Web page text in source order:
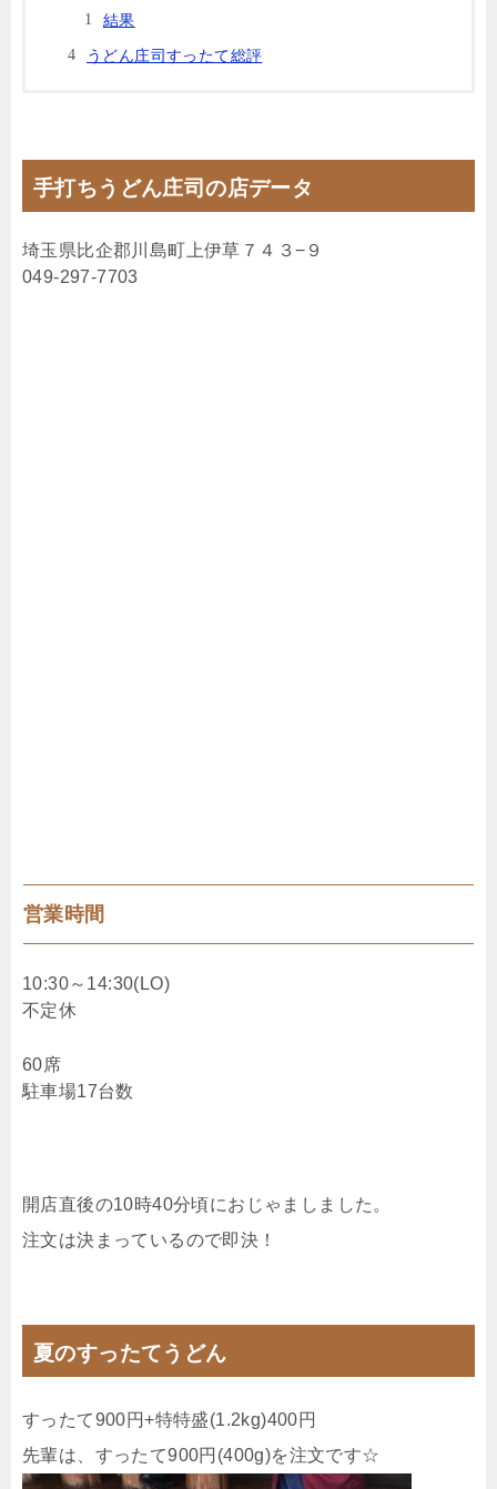
結果
うどん庄司すったて総評
手打ちうどん庄司の店データ
埼玉県比企郡川島町上伊草７４３−９
049-297-7703
営業時間
10:30～14:30(LO)
不定休
60席
駐車場17台数
開店直後の10時40分頃におじゃましました。
注文は決まっているので即決！
夏のすったてうどん
すったて900円+特特盛(1.2kg)400円
先輩は、すったて900円(400g)を注文です☆